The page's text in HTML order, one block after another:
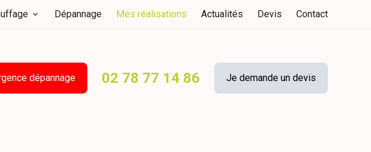
Dépannage Mes réalisations Actualités Devis Contact
dépannage 02 78 77 14 86 Je demande un devis